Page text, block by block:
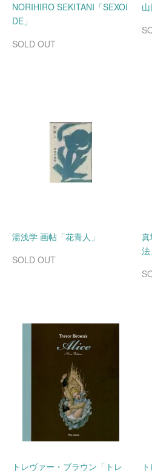
NORIHIRO SEKITANI「SEXOI
DE」
SOLD OUT
湯浅学 画帖「花青人」
SOLD OUT
法
トレヴァー・ブラウン「トレ